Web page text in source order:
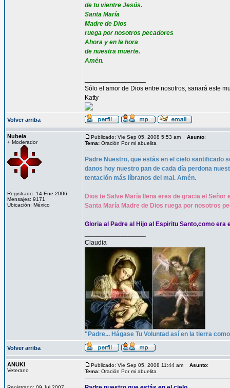
de tu vientre Jesús.
Santa María
Madre de Dios
ruega por nosotros pecadores
Ahora y en la hora
de nuestra muerte.
Amén.
Sólo el amor de Dios entre nosotros, sanará este
Katty
Volver arriba
Nubeia
+ Moderador
Registrado: 14 Ene 2006
Mensajes: 9171
Ubicación: México
Publicado: Vie Sep 05, 2008 5:53 am Asunto:
Tema: Oración Por mi abuelita
Padre Nuestro, que estás en el cielo santificado
danos hoy nuestro pan de cada día perdona
tentación más líbranos del mal. Amén.
Dios te Salve María llena eres de gracia el
Santa María Madre de Dios ruega por nosotros
Gloria al Padre al Hijo al Espiritu Santo,como
Claudia
"Padre... Hágase Tu Voluntad así en la tierra
Volver arriba
ANUKI
Veterano
Publicado: Vie Sep 05, 2008 11:44 am Asunto:
Tema: Oración Por mi abuelita